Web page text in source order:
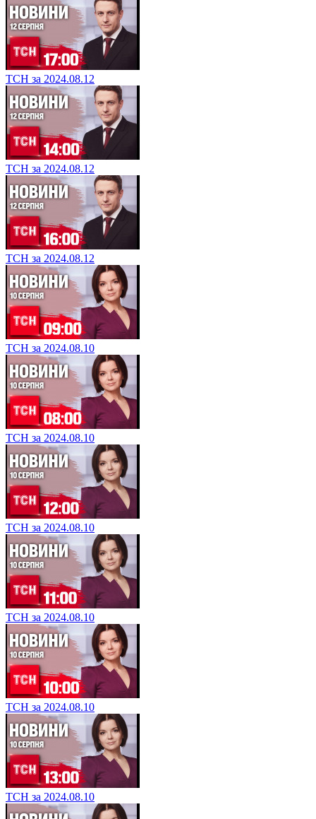
ТСН за 2024.08.12
ТСН за 2024.08.12
ТСН за 2024.08.12
ТСН за 2024.08.10
ТСН за 2024.08.10
ТСН за 2024.08.10
ТСН за 2024.08.10
ТСН за 2024.08.10
ТСН за 2024.08.10